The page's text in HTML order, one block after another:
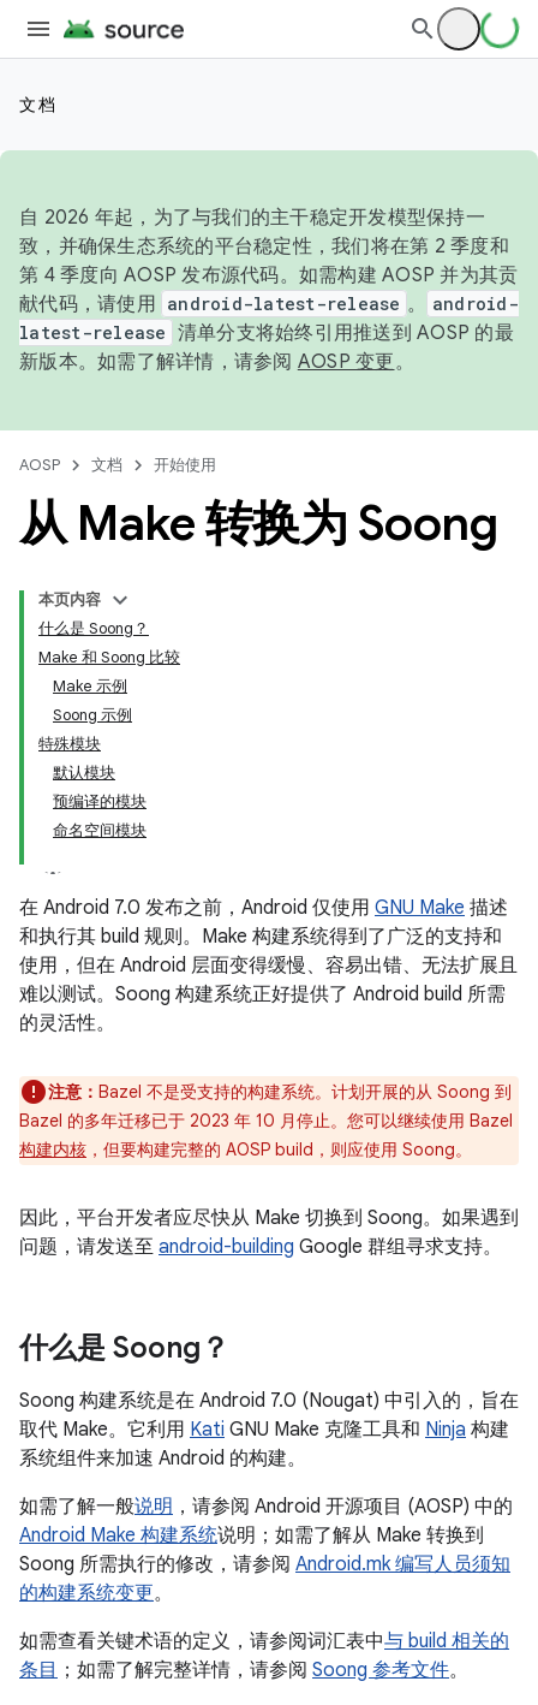
文档
自 2026 年起，为了与我们的主干稳定开发模型保持一
致，并确保生态系统的平台稳定性，我们将在第 2 季度和
第 4 季度向 AOSP 发布源代码。如需构建 AOSP 并为其贡
献代码，请使用 android-latest-release 。
android-
latest-release 清单分支将始终引用推送到 AOSP 的最
新版本。如需了解详情，请参阅 AOSP 变更。
AOSP 文档 开始使用
从 Make 转换为 Soong
本页内容
什么是 Soong？
Make 和 Soong 比较
Make 示例
Soong 示例
特殊模块
默认模块
预编译的模块
命名空间模块
在 Android 7.0 发布之前，Android 仅使用 GNU Make 描述
和执行其 build 规则。Make 构建系统得到了广泛的支持和
使用，但在 Android 层面变得缓慢、容易出错、无法扩展且
难以测试。Soong 构建系统正好提供了 Android build 所需
的灵活性。
注意： Bazel 不是受支持的构建系统。计划开展的从 Soong 到
Bazel 的多年迁移已于 2023 年 10 月停止。您可以继续使用 Bazel
构建内核 ，但要构建完整的 AOSP build，则应使用 Soong。
因此，平台开发者应尽快从 Make 切换到 Soong。如果遇到
问题，请发送至 android-building Google 群组寻求支持。
什么是 Soong？
Soong 构建系统是在 Android 7.0 (Nougat) 中引入的，旨在
取代 Make。它利用 Kati GNU Make 克隆工具和 Ninja 构建
系统组件来加速 Android 的构建。
如需了解一般说明 ，请参阅 Android 开源项目 (AOSP) 中的
Android Make 构建系统说明；如需了解从 Make 转换到
Soong 所需执行的修改，请参阅 Android.mk 编写人员须知
的构建系统变更。
如需查看关键术语的定义，请参阅词汇表中与 build 相关的
条目 ；如需了解完整详情，请参阅 Soong 参考文件。